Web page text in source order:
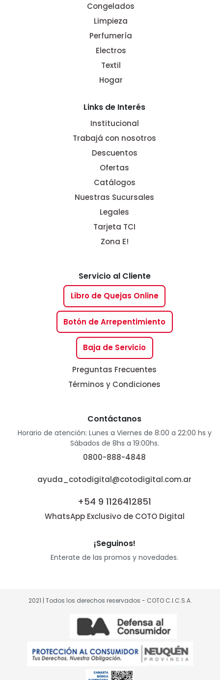
Congelados
Limpieza
Perfumería
Electros
Textil
Hogar
Links de Interés
Institucional
Trabajá con nosotros
Descuentos
Ofertas
Catálogos
Nuestras Sucursales
Legales
Tarjeta TCI
Zona E!
Servicio al Cliente
Libro de Quejas Online
Botón de Arrepentimiento
Baja de Servicio
Preguntas Frecuentes
Términos y Condiciones
Contáctanos
Horario de atención: Lunes a Viernes de 8:00 a 22:00 hs y
Sábados de 8hs a 19:00hs.
0800-888-4848
ayuda_cotodigital@cotodigital.com.ar
+54 9 1126412851
WhatsApp Exclusivo de COTO Digital
¡Seguinos!
Enterate de las promos y novedades.
2021 | Todos los derechos reservados - COTO C.I.C.S.A.